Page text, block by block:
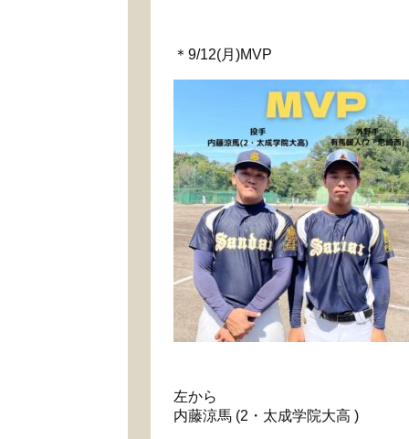
＊9/12(月)MVP
左から
内藤涼馬 (2・太成学院大高 )